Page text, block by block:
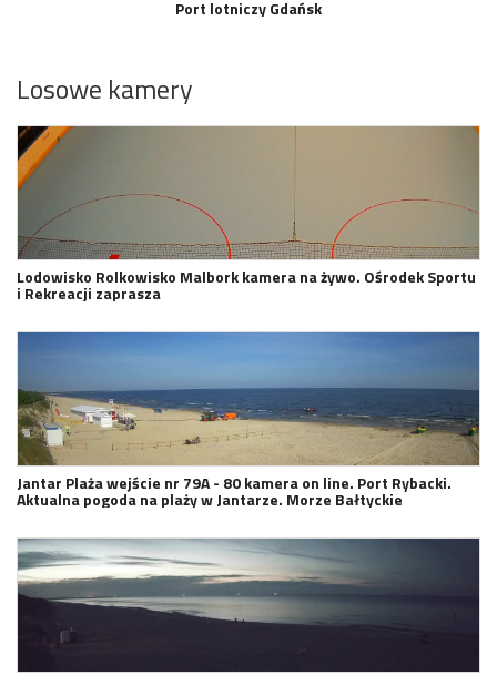
Port lotniczy Gdańsk
Losowe kamery
Lodowisko Rolkowisko Malbork kamera na żywo. Ośrodek Sportu
i Rekreacji zaprasza
Jantar Plaża wejście nr 79A - 80 kamera on line. Port Rybacki.
Aktualna pogoda na plaży w Jantarze. Morze Bałtyckie